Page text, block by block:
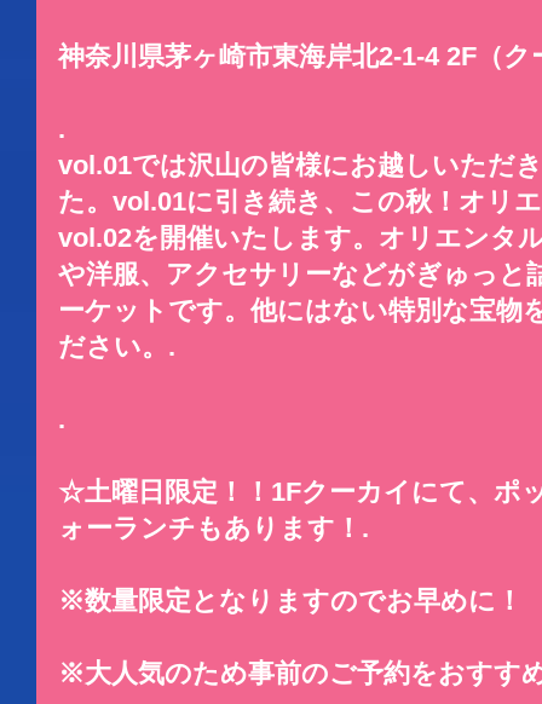
神奈川県茅ヶ崎市東海岸北2-1-4 2F（
.
vol.01では沢山の皆様にお越しいただ
た。vol.01に引き続き、この秋！オリ
vol.02を開催いたします。オリエンタ
や洋服、アクセサリーなどがぎゅっと
ーケットです。他にはない特別な宝物
ださい。.
.
☆土曜日限定！！1Fクーカイにて、ポ
ォーランチもあります！.
※数量限定となりますのでお早めに！
※大人気のため事前のご予約をおすす